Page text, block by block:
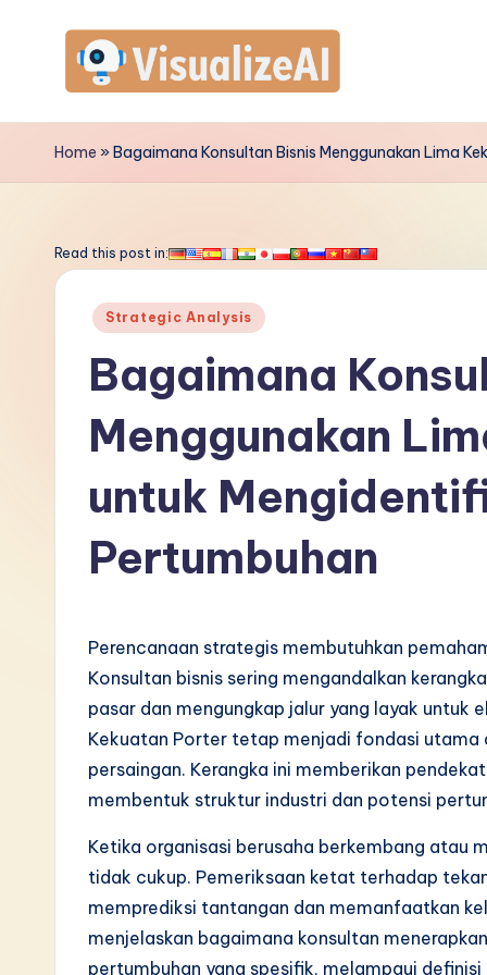
contentV
is
a
si
Home »Bagaimana Konsultan Bisnis Menggunakan Lima
Read this post in:
Posted
Strategic Analysis
Bagaimana
Menggunakan
untuk
Pertumbuhan
Perencanaan strategis membutuhkan
Konsultan bisnis sering mengandalkan
pasar dan mengungkap jalur yang layak untuk
Kekuatan Porter tetap menjadi fondasi
persaingan. Kerangka ini memberikan
membentuk struktur industri dan potensi
Ketika organisasi berusaha berkembang atau
tidak cukup. Pemeriksaan ketat terhadap
memprediksi tantangan dan memanfaatkan
menjelaskan bagaimana konsultan
pertumbuhan yang spesifik, melampaui